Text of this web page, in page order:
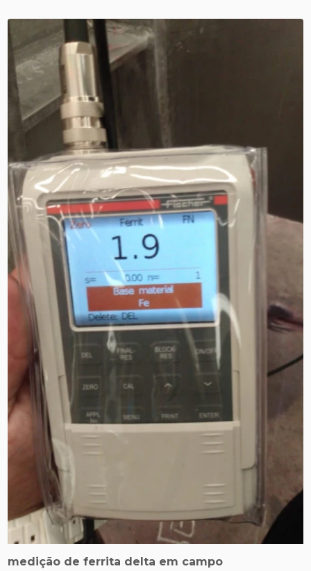
medição de ferrita delta em campo